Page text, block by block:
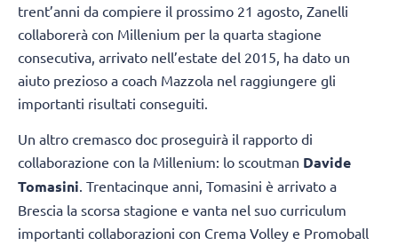
trent’anni da compiere il prossimo 21 agosto, Zanelli
collaborerà con Millenium per la quarta stagione
consecutiva, arrivato nell’estate del 2015, ha dato un
aiuto prezioso a coach Mazzola nel raggiungere gli
importanti risultati conseguiti.
Un altro cremasco doc proseguirà il rapporto di
collaborazione con la Millenium: lo scoutman Davide
Tomasini. Trentacinque anni, Tomasini è arrivato a
Brescia la scorsa stagione e vanta nel suo curriculum
importanti collaborazioni con Crema Volley e Promoball